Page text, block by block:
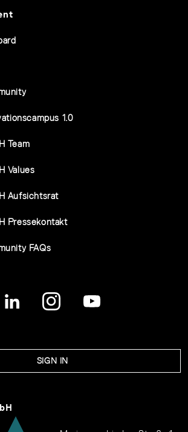
1.0
Team
Values
Aufsichtsrat
Pressekontakt
FAQs
SIGN IN